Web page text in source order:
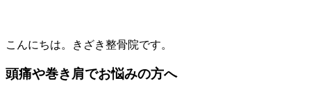
こんにちは。きざき整骨院です。
頭痛や巻き肩でお悩みの方へ